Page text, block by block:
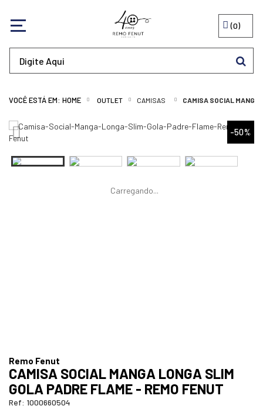
0
OUTLET CAMISAS CAMISA SOCIAL MANGA
-50%
Remo Fenut
CAMISA SOCIAL MANGA LONGA SLIM
GOLA PADRE FLAME - REMO FENUT
Ref: 1000660504